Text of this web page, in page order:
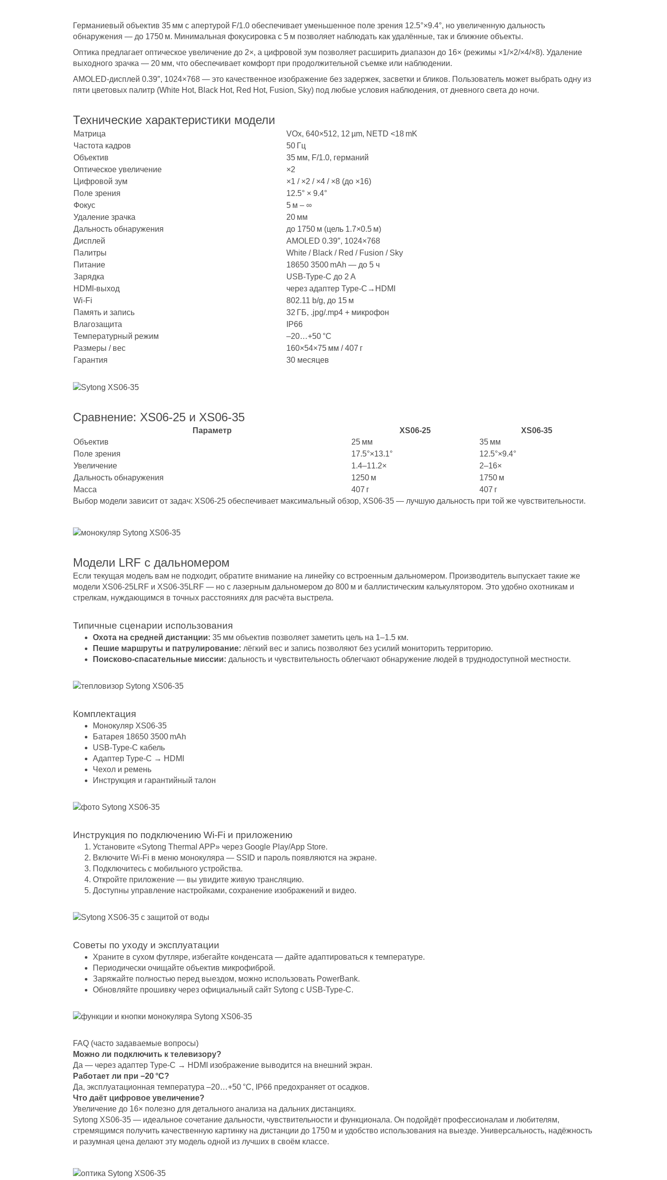
Германиевый объектив 35 мм с апертурой F/1.0 обеспечивает уменьшенное поле зрения 12.5°×9.4°, но увеличенную дальность
обнаружения — до 1750 м. Минимальная фокусировка с 5 м позволяет наблюдать как удалённые, так и ближние объекты.
Оптика предлагает оптическое увеличение до 2×, а цифровой зум позволяет расширить диапазон до 16× (режимы ×1/×2/×4/×8). Удаление
выходного зрачка — 20 мм, что обеспечивает комфорт при продолжительной съемке или наблюдении.
AMOLED-дисплей 0.39″, 1024×768 — это качественное изображение без задержек, засветки и бликов. Пользователь может выбрать одну из
пяти цветовых палитр (White Hot, Black Hot, Red Hot, Fusion, Sky) под любые условия наблюдения, от дневного света до ночи.
Технические характеристики модели
Матрица
VOx, 640×512, 12 µm, NETD <18 mK
Частота кадров
50 Гц
Объектив
35 мм, F/1.0, германий
Оптическое увеличение
×2
Цифровой зум
×1 / ×2 / ×4 / ×8 (до ×16)
Поле зрения
12.5° × 9.4°
Фокус
5 м – ∞
Удаление зрачка
20 мм
Дальность обнаружения
до 1750 м (цель 1.7×0.5 м)
Дисплей
AMOLED 0.39″, 1024×768
Палитры
White / Black / Red / Fusion / Sky
Питание
18650 3500 mAh — до 5 ч
Зарядка
USB‑Type‑C до 2 А
HDMI‑выход
через адаптер Type‑C→HDMI
Wi‑Fi
802.11 b/g, до 15 м
Память и запись
32 ГБ, .jpg/.mp4 + микрофон
Влагозащита
IP66
Температурный режим
–20…+50 °C
Размеры / вес
160×54×75 мм / 407 г
Гарантия
30 месяцев
Сравнение: XS06‑25 и XS06‑35
Параметр XS06‑25
XS06‑35
Объектив
25 мм
35 мм
Поле зрения
17.5°×13.1°
12.5°×9.4°
Увеличение
1.4–11.2×
2–16×
Дальность обнаружения
1250 м
1750 м
Масса
407 г
407 г
Выбор модели зависит от задач: XS06‑25 обеспечивает максимальный обзор, XS06‑35 — лучшую дальность при той же чувствительности.
Модели LRF с дальномером
Если текущая модель вам не подходит, обратите внимание на линейку со встроенным дальномером. Производитель выпускает такие же
модели XS06‑25LRF и XS06‑35LRF — но с лазерным дальномером до 800 м и баллистическим калькулятором. Это удобно охотникам и
стрелкам, нуждающимся в точных расстояниях для расчёта выстрела.
Типичные сценарии использования
Охота на средней дистанции: 35 мм объектив позволяет заметить цель на 1–1.5 км.
Пешие маршруты и патрулирование: лёгкий вес и запись позволяют без усилий мониторить территорию.
Поисково-спасательные миссии: дальность и чувствительность облегчают обнаружение людей в труднодоступной местности.
Комплектация
Монокуляр XS06‑35
Батарея 18650 3500 mAh
USB‑Type‑C кабель
Адаптер Type‑C → HDMI
Чехол и ремень
Инструкция и гарантийный талон
Инструкция по подключению Wi‑Fi и приложению
Установите «Sytong Thermal APP» через Google Play/App Store.
Включите Wi‑Fi в меню монокуляра — SSID и пароль появляются на экране.
Подключитесь с мобильного устройства.
Откройте приложение — вы увидите живую трансляцию.
Доступны управление настройками, сохранение изображений и видео.
Советы по уходу и эксплуатации
Храните в сухом футляре, избегайте конденсата — дайте адаптироваться к температуре.
Периодически очищайте объектив микрофиброй.
Заряжайте полностью перед выездом, можно использовать PowerBank.
Обновляйте прошивку через официальный сайт Sytong с USB‑Type‑C.
FAQ (часто задаваемые вопросы)
Можно ли подключить к телевизору?
Да — через адаптер Type‑C → HDMI изображение выводится на внешний экран.
Работает ли при −20 °C?
Да, эксплуатационная температура –20…+50 °C, IP66 предохраняет от осадков.
Что даёт цифровое увеличение?
Увеличение до 16× полезно для детального анализа на дальних дистанциях.
Sytong XS06‑35 — идеальное сочетание дальности, чувствительности и функционала. Он подойдёт профессионалам и любителям,
стремящимся получить качественную картинку на дистанции до 1750 м и удобство использования на выезде. Универсальность, надёжность
и разумная цена делают эту модель одной из лучших в своём классе.